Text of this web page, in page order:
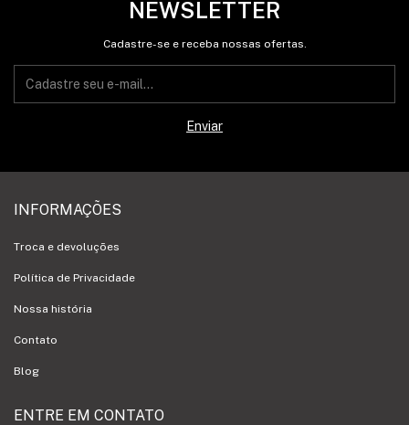
NEWSLETTER
Cadastre-se e receba nossas ofertas.
INFORMAÇÕES
Troca e devoluções
Política de Privacidade
Nossa história
Contato
Blog
ENTRE EM CONTATO